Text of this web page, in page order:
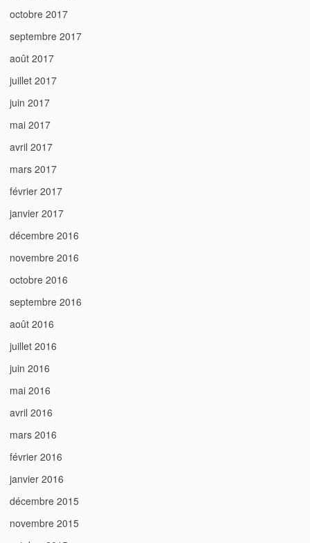
octobre 2017
septembre 2017
août 2017
juillet 2017
juin 2017
mai 2017
avril 2017
mars 2017
février 2017
janvier 2017
décembre 2016
novembre 2016
octobre 2016
septembre 2016
août 2016
juillet 2016
juin 2016
mai 2016
avril 2016
mars 2016
février 2016
janvier 2016
décembre 2015
novembre 2015